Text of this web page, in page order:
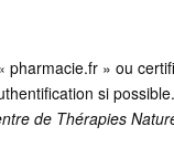
» ou
si possible.
de Thérapies